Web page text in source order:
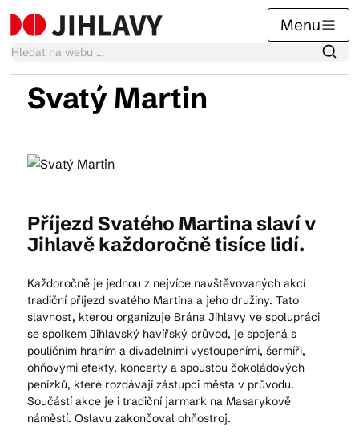
Menu
Kalendář akcí
Tradiční akce
Články
Suvenýry
Praktické info
Kam vyrazit
Svatý Martin
Příjezd Svatého Martina slaví v
Jihlavě každoročně tisíce lidí.
Každoročně je jednou z nejvíce navštěvovaných akcí
tradiční příjezd svatého Martina a jeho družiny. Tato
slavnost, kterou organizuje Brána Jihlavy ve spolupráci
se spolkem Jihlavský havířský průvod, je spojená s
pouličním hraním a divadelními vystoupeními, šermíři,
ohňovými efekty, koncerty a spoustou čokoládových
penízků, které rozdávají zástupci města v průvodu.
Součástí akce je i tradiční jarmark na Masarykově
náměstí. Oslavu zakončoval ohňostroj.